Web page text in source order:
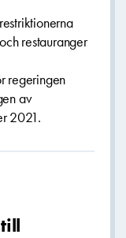
restauranger
regeringen
av
2021.